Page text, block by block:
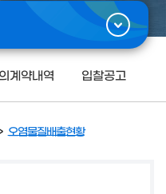
계약내역 입찰공고
오염물질배출현황